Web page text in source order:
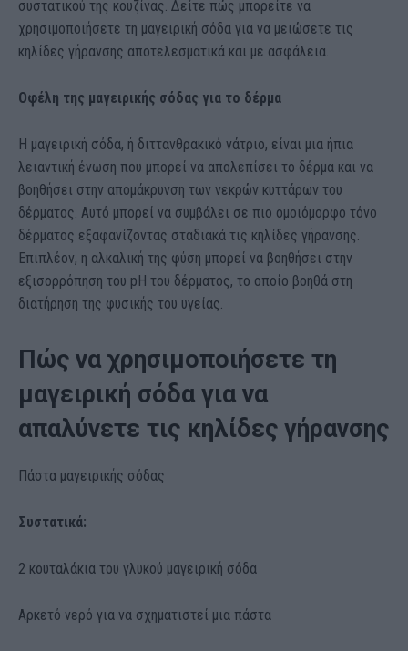
συστατικού της κουζίνας. Δείτε πώς μπορείτε να
χρησιμοποιήσετε τη μαγειρική σόδα για να μειώσετε τις
κηλίδες γήρανσης αποτελεσματικά και με ασφάλεια.
Οφέλη της μαγειρικής σόδας για το δέρμα
Η μαγειρική σόδα, ή διττανθρακικό νάτριο, είναι μια ήπια
λειαντική ένωση που μπορεί να απολεπίσει το δέρμα και να
βοηθήσει στην απομάκρυνση των νεκρών κυττάρων του
δέρματος. Αυτό μπορεί να συμβάλει σε πιο ομοιόμορφο τόνο
δέρματος εξαφανίζοντας σταδιακά τις κηλίδες γήρανσης.
Επιπλέον, η αλκαλική της φύση μπορεί να βοηθήσει στην
εξισορρόπηση του pH του δέρματος, το οποίο βοηθά στη
διατήρηση της φυσικής του υγείας.
Πώς να χρησιμοποιήσετε τη
μαγειρική σόδα για να
απαλύνετε τις κηλίδες γήρανσης
Πάστα μαγειρικής σόδας
Συστατικά:
2 κουταλάκια του γλυκού μαγειρική σόδα
Αρκετό νερό για να σχηματιστεί μια πάστα